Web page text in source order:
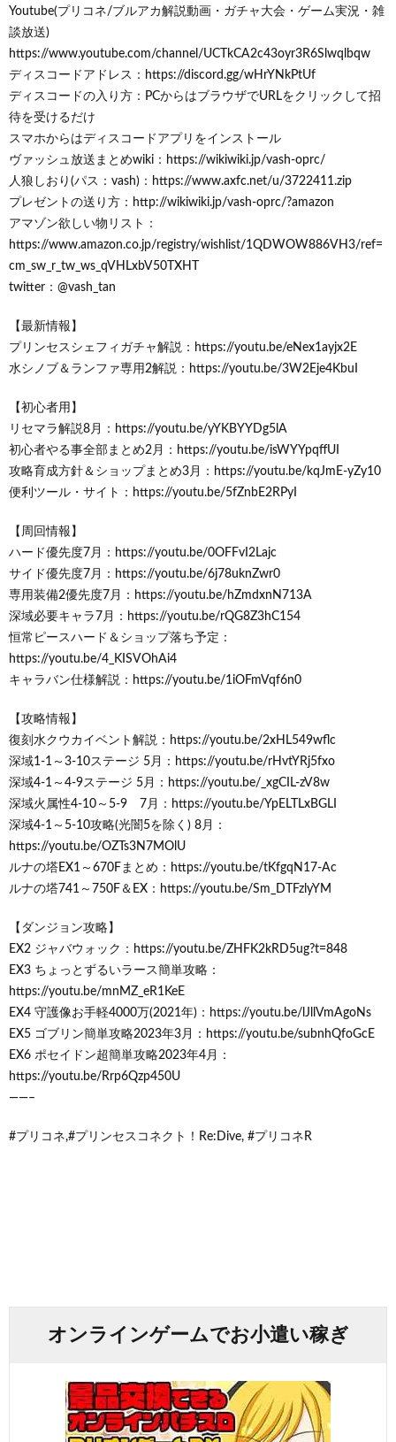
Youtube(プリコネ/ブルアカ解説動画・ガチャ大会・ゲーム実況・雑
談放送)
https://www.youtube.com/channel/UCTkCA2c43oyr3R6Slwqlbqw
ディスコードアドレス：https://discord.gg/wHrYNkPtUf
ディスコードの入り方：PCからはブラウザでURLをクリックして招
待を受けるだけ
スマホからはディスコードアプリをインストール
ヴァッシュ放送まとめwiki：https://wikiwiki.jp/vash-oprc/
人狼しおり(パス：vash)：https://www.axfc.net/u/3722411.zip
プレゼントの送り方：http://wikiwiki.jp/vash-oprc/?amazon
アマゾン欲しい物リスト：
https://www.amazon.co.jp/registry/wishlist/1QDWOW886VH3/ref=
cm_sw_r_tw_ws_qVHLxbV50TXHT
twitter：@vash_tan
【最新情報】
プリンセスシェフィガチャ解説：https://youtu.be/eNex1ayjx2E
水シノブ＆ランファ専用2解説：https://youtu.be/3W2Eje4KbuI
【初心者用】
リセマラ解説8月：https://youtu.be/yYKBYYDg5lA
初心者やる事全部まとめ2月：https://youtu.be/isWYYpqffUI
攻略育成方針＆ショップまとめ3月：https://youtu.be/kqJmE-yZy10
便利ツール・サイト：https://youtu.be/5fZnbE2RPyI
【周回情報】
ハード優先度7月：https://youtu.be/0OFFvI2Lajc
サイド優先度7月：https://youtu.be/6j78uknZwr0
専用装備2優先度7月：https://youtu.be/hZmdxnN713A
深域必要キャラ7月：https://youtu.be/rQG8Z3hC154
恒常ピースハード＆ショップ落ち予定：
https://youtu.be/4_KISVOhAi4
キャラバン仕様解説：https://youtu.be/1iOFmVqf6n0
【攻略情報】
復刻水クウカイベント解説：https://youtu.be/2xHL549wflc
深域1-1～3-10ステージ 5月：https://youtu.be/rHvtYRj5fxo
深域4-1～4-9ステージ 5月：https://youtu.be/_xgCIL-zV8w
深域火属性4-10～5-9 7月：https://youtu.be/YpELTLxBGLI
深域4-1～5-10攻略(光闇5を除く) 8月：
https://youtu.be/OZTs3N7MOlU
ルナの塔EX1～670Fまとめ：https://youtu.be/tKfgqN17-Ac
ルナの塔741～750F＆EX：https://youtu.be/Sm_DTFzlyYM
【ダンジョン攻略】
EX2 ジャバウォック：https://youtu.be/ZHFK2kRD5ug?t=848
EX3 ちょっとずるいラース簡単攻略：
https://youtu.be/mnMZ_eR1KeE
EX4 守護像お手軽4000万(2021年)：https://youtu.be/lJllVmAgoNs
EX5 ゴブリン簡単攻略2023年3月：https://youtu.be/subnhQfoGcE
EX6 ポセイドン超簡単攻略2023年4月：
https://youtu.be/Rrp6Qzp450U
——–
#プリコネ,#プリンセスコネクト！Re:Dive, #プリコネR
オンラインゲームでお小遣い稼ぎ